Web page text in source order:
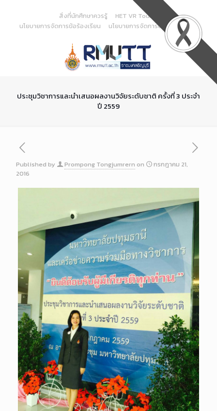
Content
สิ่งที่นักศึกษาควรรู้
HET VR Tour
นโยบายการจัดการข้อร้องเรียน
นโยบายการจัดการด้านสารสนเทศ
ประชุมวิชาการและนำเสนอผลงานวิจัยระดับชาติ ครั้งที่ 3 ประจำ
ปี 2559
Published by Prompong Tongjumrern on
กรกฎาคม 21,
2016